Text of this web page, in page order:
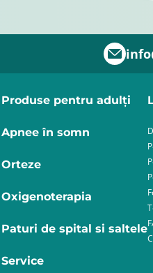
Produse pentru adulţi
Apnee în somn
Orteze
Oxigenoterapia
Paturi de spital si saltele
Service